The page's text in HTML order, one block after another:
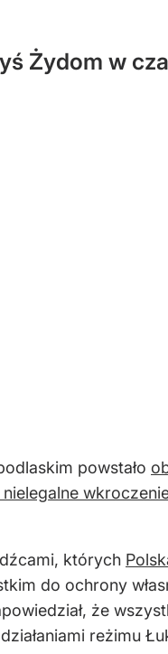
Żydom w
powstało
których
do ochrony
że
reżimu